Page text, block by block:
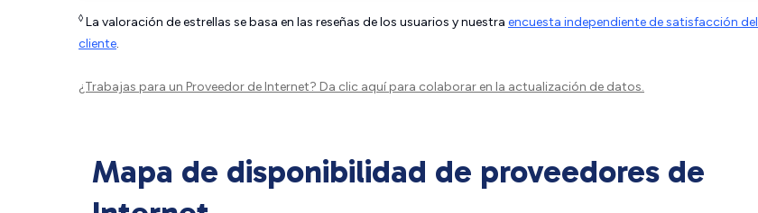
◊ La valoración de estrellas se basa en las reseñas de los usuarios y nuestra encuesta independiente de satisfacción del
cliente.
¿Trabajas para un Proveedor de Internet? Da clic aquípara colaborar en la actualización de datos.
Mapa de disponibilidad de proveedores de